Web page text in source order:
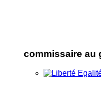
commissaire au